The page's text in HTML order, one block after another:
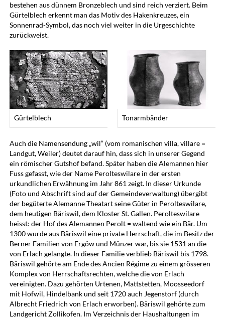
bestehen aus dünnem Bronzeblech und sind reich verziert. Beim
Gürtelblech erkennt man das Motiv des Hakenkreuzes, ein
Sonnenrad-Symbol, das noch viel weiter in die Urgeschichte
zurückweist.
Gürtelblech Tonarmbänder
Auch die Namensendung „wil“ (vom romanischen villa, villare =
Landgut, Weiler) deutet darauf hin, dass sich in unserer Gegend
ein römischer Gutshof befand. Später haben die Alemannen hier
Fuss gefasst, wie der Name Perolteswilare in der ersten
urkundlichen Erwähnung im Jahr 861 zeigt. In dieser Urkunde
(Foto und Abschrift sind auf der Gemeindeverwaltung) übergibt
der begüterte Alemanne Theatart seine Güter in Perolteswilare,
dem heutigen Bäriswil, dem Kloster St. Gallen. Perolteswilare
heisst: der Hof des Alemannen Perolt = waltend wie ein Bär. Um
1300 wurde aus Bäriswil eine private Herrschaft, die im Besitz der
Berner Familien von Ergöw und Münzer war, bis sie 1531 an die
von Erlach gelangte. In dieser Familie verblieb Bäriswil bis 1798.
Bäriswil gehörte am Ende des Ancien Régime zu einem grösseren
Komplex von Herrschaftsrechten, welche die von Erlach
vereinigten. Dazu gehörten Urtenen, Mattstetten, Moosseedorf
mit Hofwil, Hindelbank und seit 1720 auch Jegenstorf (durch
Albrecht Friedrich von Erlach erworben). Bäriswil gehörte zum
Landgericht Zollikofen. Im Verzeichnis der Haushaltungen im